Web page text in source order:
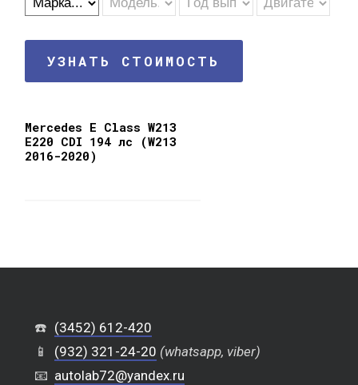
УЗНАТЬ СТОИМОСТЬ
Mercedes E Class W213
E220 CDI 194 лс (W213
2016-2020)
☎️ (3452) 612-420
📱
(932) 321-24-20 (whatsapp, viber)
📧 autolab72@yandex.ru